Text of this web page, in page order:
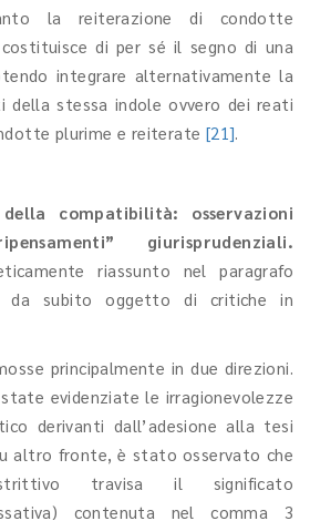
la reiterazione di condotte
di per sé il segno di una
integrare alternativamente la
della stessa indole ovvero dei reati
plurime e reiterate [21].
compatibilità: osservazioni
giurisprudenziali.
riassunto nel paragrafo
da subito oggetto di critiche in
principalmente in due direzioni.
evidenziate le irragionevolezze
derivanti dall’adesione alla tesi
altro fronte, è stato osservato che
travisa il significato
contenuta nel comma 3